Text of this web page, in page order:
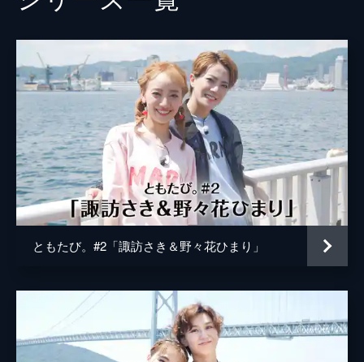
ともたび。#2「諏訪さき＆野々花ひまり」